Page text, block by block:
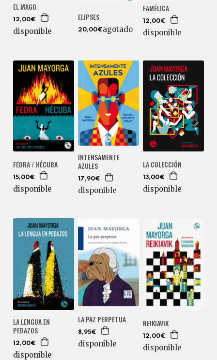
EL MAGO
12,00€
disponible
ELIPSES
20,00€agotado
FAMÉLICA
12,00€
disponible
FEDRA / HÉCUBA
15,00€
disponible
INTENSAMENTE
AZULES
17,90€
disponible
LA COLECCIÓN
13,00€
disponible
LA LENGUA EN
PEDAZOS
12,00€
disponible
LA PAZ PERPETUA
8,95€
disponible
REIKIAVIK
12,00€
disponible